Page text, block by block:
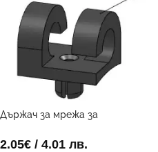
Държач за мрежа за
2.05€ / 4.01 лв.